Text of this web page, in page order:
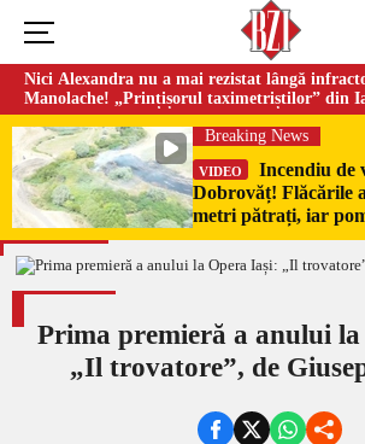
Nici Alexandra nu a mai rezistat lângă
Manolache! „Prințișorul taximetriștilor” din
doi ani de căsnicie
Breaking News
VIDEO
Incendiu de
Dobrovăț! Flăcările
metri pătrați, iar
de urgență
Prima premieră a anului
„Il trovatore”, de